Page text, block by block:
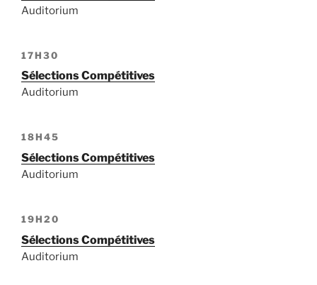
Auditorium
17H30
Sélections Compétitives
Auditorium
18H45
Sélections Compétitives
Auditorium
19H20
Sélections Compétitives
Auditorium